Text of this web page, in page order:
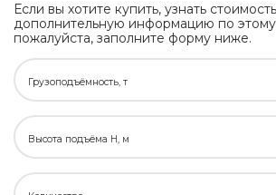
Если вы хотите купить, узнать
дополнительную информацию по
пожалуйста, заполните форму ниже.
Грузоподъёмность, т
Высота подъёма H, м